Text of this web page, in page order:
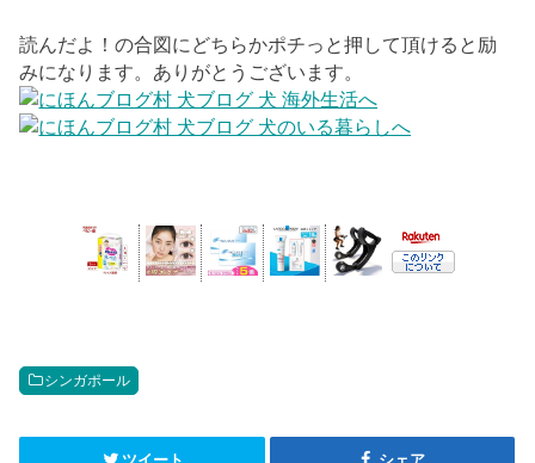
読んだよ！の合図にどちらかポチっと押して頂けると励
みになります。ありがとうございます。
シンガポール